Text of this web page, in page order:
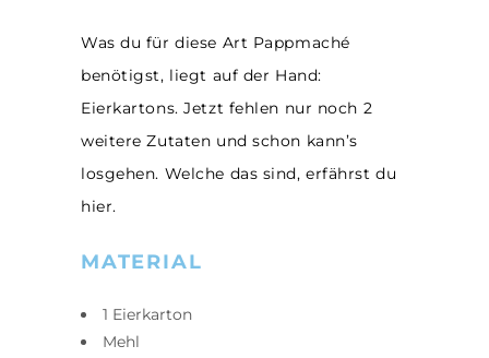
Was du für diese Art Pappmaché
benötigst, liegt auf der Hand:
Eierkartons. Jetzt fehlen nur noch 2
weitere Zutaten und schon kann’s
losgehen. Welche das sind, erfährst du
hier.
MATERIAL
1 Eierkarton
Mehl